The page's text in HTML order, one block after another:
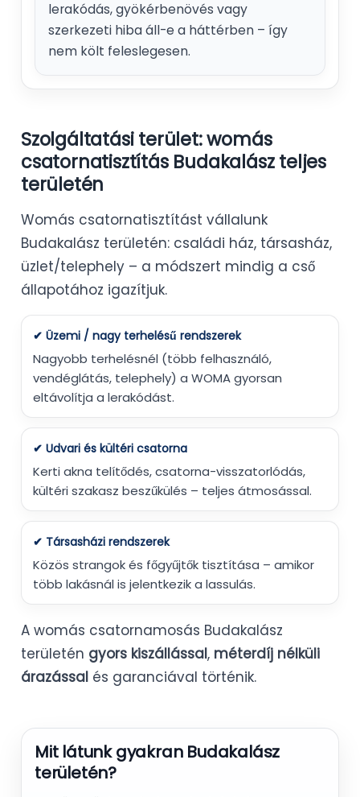
lerakódás, gyökérbenövés vagy
szerkezeti hiba áll-e a háttérben – így
nem költ feleslegesen.
Szolgáltatási terület: womás
csatornatisztítás Budakalász teljes
területén
Womás csatornatisztítást vállalunk
Budakalász területén: családi ház, társasház,
üzlet/telephely – a módszert mindig a cső
állapotához igazítjuk.
✔ Üzemi / nagy terhelésű rendszerek
Nagyobb terhelésnél (több felhasználó,
vendéglátás, telephely) a WOMA gyorsan
eltávolítja a lerakódást.
✔ Udvari és kültéri csatorna
Kerti akna telítődés, csatorna-visszatorlódás,
kültéri szakasz beszűkülés – teljes átmosással.
✔ Társasházi rendszerek
Közös strangok és főgyűjtők tisztítása – amikor
több lakásnál is jelentkezik a lassulás.
A womás csatornamosás Budakalász
területén gyors kiszállással, méterdíj nélküli
árazással és garanciával történik.
Mit látunk gyakran Budakalász
területén?